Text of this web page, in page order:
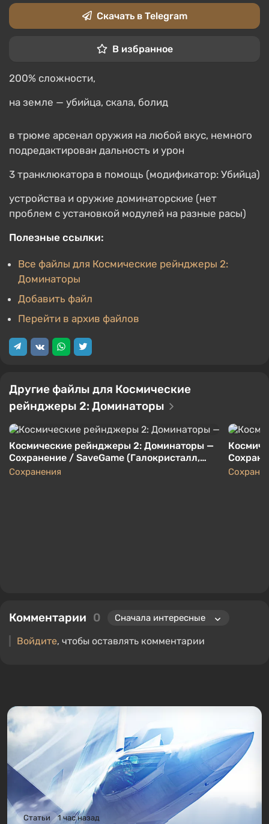
Скачать в Telegram
В избранное
200% сложности,
на земле — убийца, скала, болид
в трюме арсенал оружия на любой вкус, немного
подредактирован дальность и урон
3 транклюкатора в помощь (модификатор: Убийца)
устройства и оружие доминаторские (нет
проблем с установкой модулей на разные расы)
Полезные ссылки:
Все файлы для Космические рейнджеры 2:
Доминаторы
Добавить файл
Перейти в архив файлов
Другие файлы для Космические
рейнджеры 2: Доминаторы
Космические рейнджеры 2: Доминаторы —
Сохранение / SaveGame (Галокристалл,
3301 год, сложность 200%)
Сохранения
Комментарии 0
Войдите, чтобы оставлять комментарии
Статьи 1 час назад